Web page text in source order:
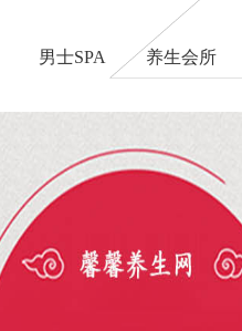
男士SPA 养生会所